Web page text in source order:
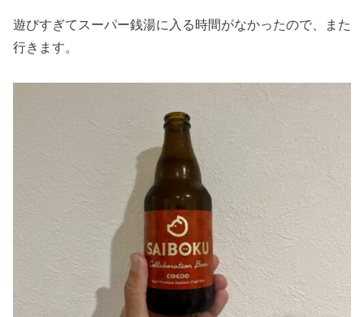
遊びすぎてスーパー銭湯に入る時間がなかったので、また
行きます。